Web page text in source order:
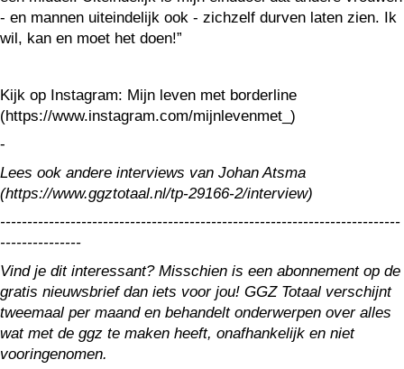
- en mannen uiteindelijk ook - zichzelf durven laten zien. Ik
wil, kan en moet het doen!”
Kijk op Instagram: Mijn leven met borderline
(https://www.instagram.com/mijnlevenmet_)
-
Lees ook andere interviews van Johan Atsma
(https://www.ggztotaal.nl/tp-29166-2/interview)
--------------------------------------------------------------------------
---------------
Vind je dit interessant? Misschien is een abonnement op de
gratis nieuwsbrief dan iets voor jou! GGZ Totaal verschijnt
tweemaal per maand en behandelt onderwerpen over alles
wat met de ggz te maken heeft, onafhankelijk en niet
vooringenomen.